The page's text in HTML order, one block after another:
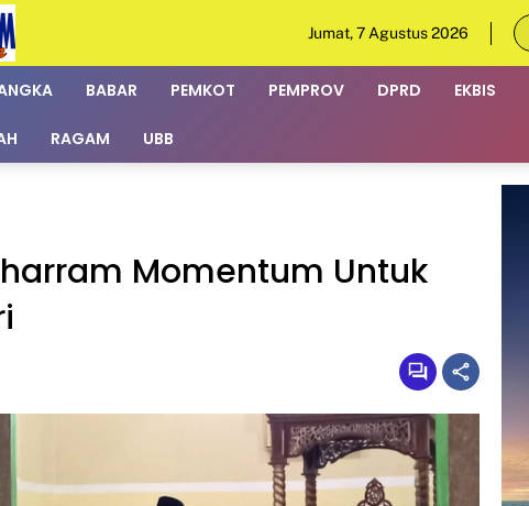
Jumat, 7 Agustus 2026
BABAR PEMKOT PEMPROV DPRD EKBIS
RAGAM UBB
Momentum Untuk